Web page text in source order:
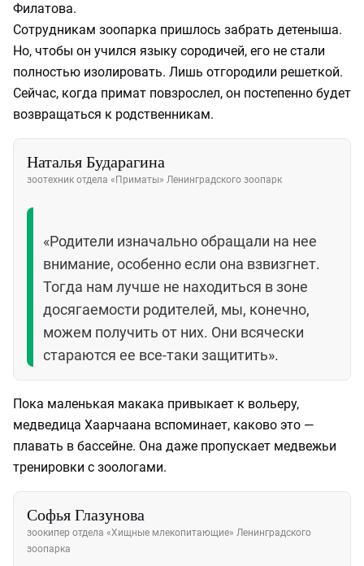
Филатова.
Сотрудникам зоопарка пришлось забрать детеныша.
Но, чтобы он учился языку сородичей, его не стали
полностью изолировать. Лишь отгородили решеткой.
Сейчас, когда примат повзрослел, он постепенно будет
возвращаться к родственникам.
Наталья Бударагина
зоотехник отдела «Приматы» Ленинградского зоопарк
«Родители изначально обращали на нее
внимание, особенно если она взвизгнет.
Тогда нам лучше не находиться в зоне
досягаемости родителей, мы, конечно,
можем получить от них. Они всячески
стараются ее все-таки защитить».
Пока маленькая макака привыкает к вольеру,
медведица Хаарчаана вспоминает, каково это —
плавать в бассейне. Она даже пропускает медвежьи
тренировки с зоологами.
Софья Глазунова
зоокипер отдела «Хищные млекопитающие» Ленинградского
зоопарка